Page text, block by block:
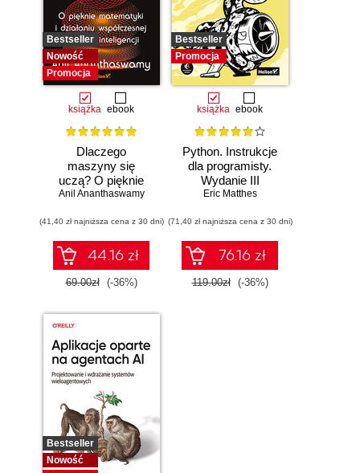
Bestseller
Nowość
Promocja
książka ebook
Dlaczego
maszyny się
uczą? O pięknie
matematyki i
współczesnej
sztucznej
inteligencji
Anil Ananthaswamy
(41,40 zł najniższa cena z 30 dni)
44.16 zł
69.00zł (-36%)
Bestseller
Promocja
książka ebook
Python. Instrukcje
dla programisty.
Wydanie III
Eric Matthes
(71,40 zł najniższa cena z 30 dni)
76.16 zł
119.00zł (-36%)
Bestseller
Nowość